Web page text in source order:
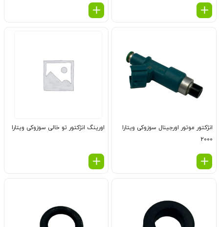
انژكتور موتور اورجینال سوزوکی ویتارا
2000
اورینگ انژكتور تو خالی سوزوکی ویتارا